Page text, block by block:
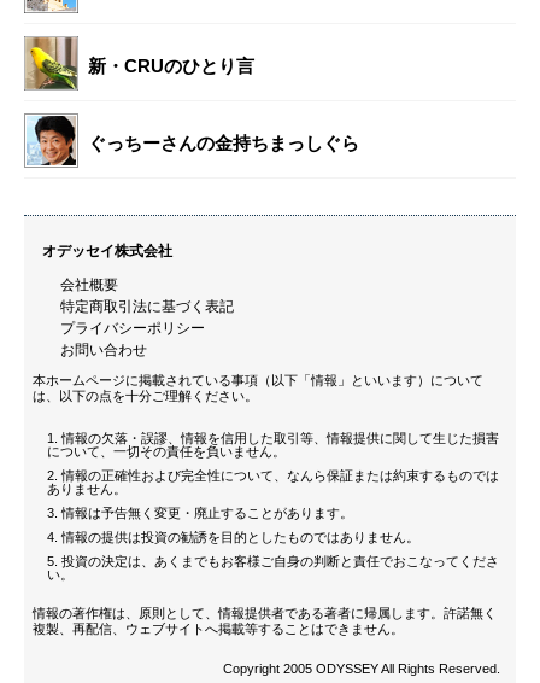
新・CRUのひとり言
ぐっちーさんの金持ちまっしぐら
オデッセイ株式会社
会社概要
特定商取引法に基づく表記
プライバシーポリシー
お問い合わせ
本ホームページに掲載されている事項（以下「情報」といいます）について
は、以下の点を十分ご理解ください。
情報の欠落・誤謬、情報を信用した取引等、情報提供に関して生じた損害
について、一切その責任を負いません。
情報の正確性および完全性について、なんら保証または約束するものでは
ありません。
情報は予告無く変更・廃止することがあります。
情報の提供は投資の勧誘を目的としたものではありません。
投資の決定は、あくまでもお客様ご自身の判断と責任でおこなってくださ
い。
情報の著作権は、原則として、情報提供者である著者に帰属します。許諾無く
複製、再配信、ウェブサイトへ掲載等することはできません。
Copyright 2005 ODYSSEY All Rights Reserved.